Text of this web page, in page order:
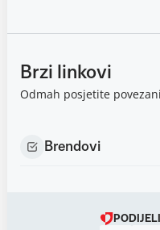
Brzi linkovi
Odmah posjetite
Brendovi